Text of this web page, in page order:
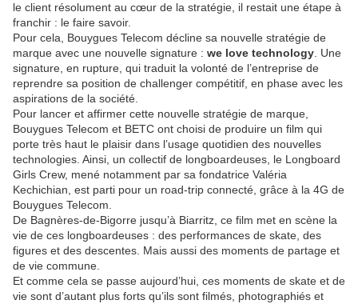
le client résolument au cœur de la stratégie, il restait une étape à
franchir : le faire savoir.
Pour cela, Bouygues Telecom décline sa nouvelle stratégie de
marque avec une nouvelle signature : we love technology . Une
signature, en rupture, qui traduit la volonté de l’entreprise de
reprendre sa position de challenger compétitif, en phase avec les
aspirations de la société.
Pour lancer et affirmer cette nouvelle stratégie de marque,
Bouygues Telecom et BETC ont choisi de produire un film qui
porte très haut le plaisir dans l’usage quotidien des nouvelles
technologies. Ainsi, un collectif de longboardeuses, le Longboard
Girls Crew, mené notamment par sa fondatrice Valéria
Kechichian, est parti pour un road-trip connecté, grâce à la 4G de
Bouygues Telecom.
De Bagnères-de-Bigorre jusqu’à Biarritz, ce film met en scène la
vie de ces longboardeuses : des performances de skate, des
figures et des descentes. Mais aussi des moments de partage et
de vie commune.
Et comme cela se passe aujourd’hui, ces moments de skate et de
vie sont d’autant plus forts qu’ils sont filmés, photographiés et